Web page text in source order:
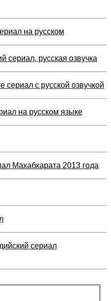
на русском
сериал, русская озвучка
с русской озвучкой
на русском языке
Махабхарата 2013 года
сериал